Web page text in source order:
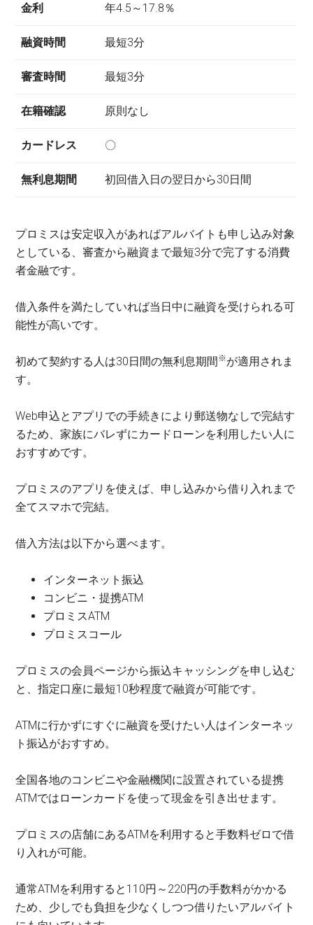
金利 年4.5～17.8％
融資時間 最短3分
審査時間 最短3分
在籍確認 原則なし
カードレス 〇
無利息期間 初回借入日の翌日から30日間
プロミスは安定収入があればアルバイトも申し込み対象
としている、審査から融資まで最短3分で完了する消費
者金融です。
借入条件を満たしていれば当日中に融資を受けられる可
能性が高いです。
初めて契約する人は30日間の無利息期間※が適用されま
す。
Web申込とアプリでの手続きにより郵送物なしで完結す
るため、家族にバレずにカードローンを利用したい人に
おすすめです。
プロミスのアプリを使えば、申し込みから借り入れまで
全てスマホで完結。
借入方法は以下から選べます。
インターネット振込
コンビニ・提携ATM
プロミスATM
プロミスコール
プロミスの会員ページから振込キャッシングを申し込む
と、指定口座に最短10秒程度で融資が可能です。
ATMに行かずにすぐに融資を受けたい人はインターネッ
ト振込がおすすめ。
全国各地のコンビニや金融機関に設置されている提携
ATMではローンカードを使って現金を引き出せます。
プロミスの店舗にあるATMを利用すると手数料ゼロで借
り入れが可能。
通常ATMを利用すると110円～220円の手数料がかかる
ため、少しでも負担を少なくしつつ借りたいアルバイト